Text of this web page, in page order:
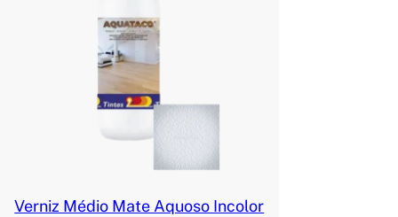
Verniz Médio Mate Aquoso Incolor